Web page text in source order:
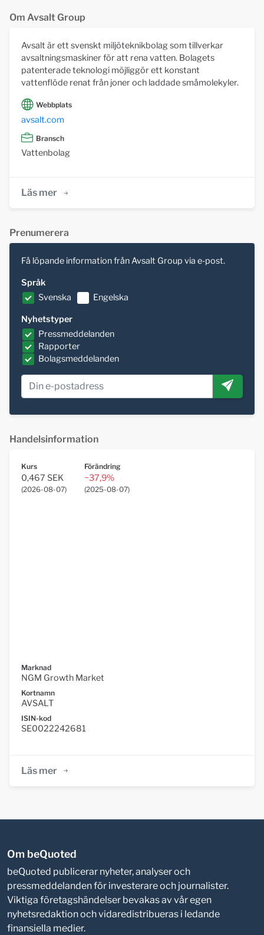
Om Avsalt Group
Avsalt är ett svenskt miljöteknikbolag som tillverkar
avsaltningsmaskiner för att rena vatten. Bolagets
patenterade teknologi möjliggör ett konstant
vattenflöde renat från joner och laddade småmolekyler.
Webbplats
avsalt.com
Bransch
Vattenbolag
Läs mer
Prenumerera
Få löpande information från Avsalt Group via e-post.
Språk
Svenska
Engelska
Nyhetstyper
Pressmeddelanden
Rapporter
Bolagsmeddelanden
Handelsinformation
Kurs
0,467 SEK
(2026-08-07)
Förändring
−37,9%
(2025-08-07)
Marknad
NGM Growth Market
Kortnamn
AVSALT
ISIN-kod
SE0022242681
Läs mer
Om beQuoted
beQuoted publicerar nyheter, analyser och
pressmeddelanden för investerare och journalister.
Viktiga företagshändelser bevakas av vår egen
nyhetsredaktion och vidaredistribueras i ledande
finansiella medier.